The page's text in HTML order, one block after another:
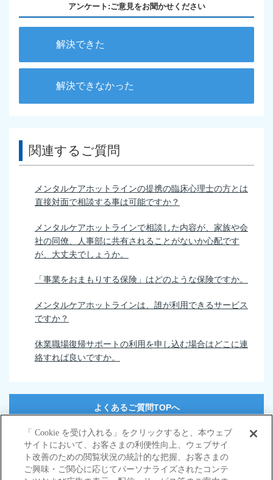
アンケート:ご意見をお聞かせください
解決できた
解決できなかった
関連するご質問
メンタルケアホットラインの提携の臨床心理士の方とは
直接対面で相談する事は可能ですか？
メンタルケアホットラインで相談した内容が、家族や会
社の同僚、人事部に共有されることがないか心配です
が、大丈夫でしょうか。
「事業をおまもりする保険」はどのような保険ですか。
メンタルケアホットラインは、誰が利用できるサービス
ですか？
休業職場復帰サポートの利用を申し込む場合はどこに連
絡すれば良いですか。
よくあるご質問TOPへ
サイトマップ
当サイトのご利用にあたって
勧誘方針
「 Cookie を受け入れる」をクリックすると、本ウェブ
サイトにおいて、お客さまの利便性向上、ウェブサイ
ト改善のための閲覧状況の統計的な把握、お客さまの
ご興味・ご関心に応じてパーソナライズされたコンテ